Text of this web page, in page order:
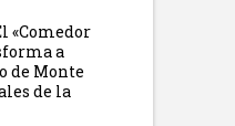
«Comedor
a
de Monte
de la